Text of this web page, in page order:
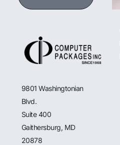
9801 Washingtonian
Blvd.
Suite 400
Gaithersburg, MD
20878